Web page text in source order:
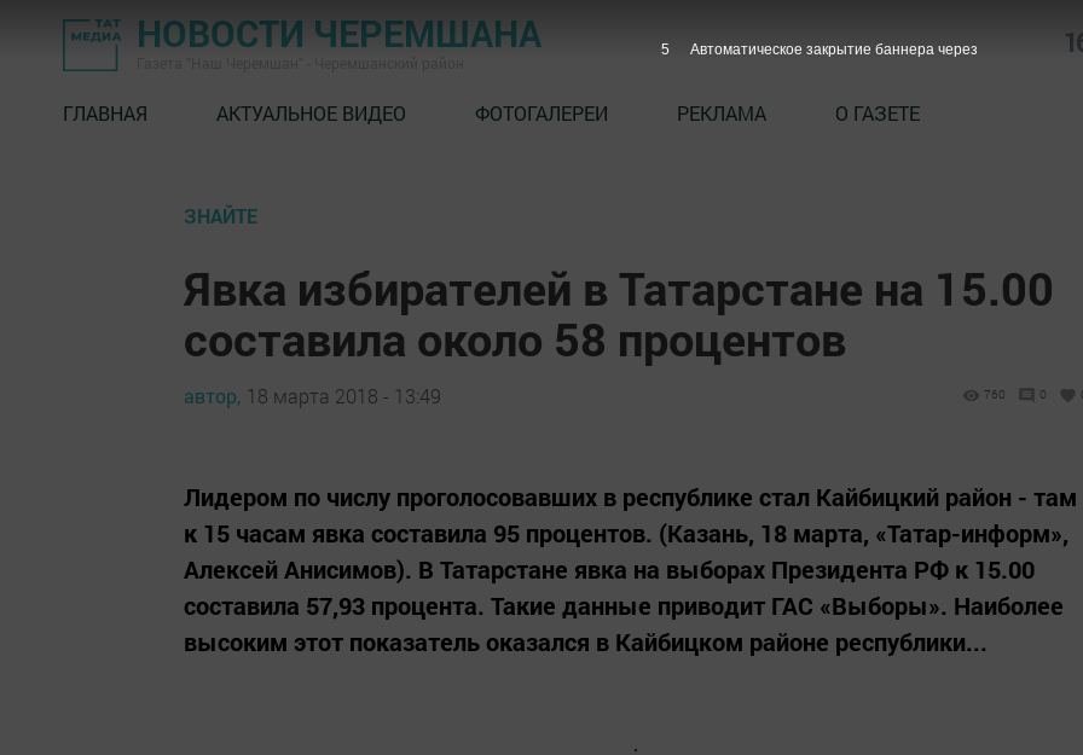
НОВОСТИ ЧЕРЕМШАНА
ГЛАВНАЯ АКТУАЛЬНОЕ ВИДЕО ФОТОГАЛЕРЕИ РЕКЛАМА О ГАЗЕТЕ
ЗНАЙТЕ
Явка избирателей в Татарстане на 15.00
составила около 58 процентов
автор, 18 марта 2018 - 13:49 760 0
Лидером по числу проголосовавших в республике стал Кайбицкий район - там
к 15 часам явка составила 95 процентов. (Казань, 18 марта, «Татар-информ»,
Алексей Анисимов). В Татарстане явка на выборах Президента РФ к 15.00
составила 57,93 процента. Такие данные приводит ГАС «Выборы». Наиболее
высоким этот показатель оказался в Кайбицком районе республики...
4 Автоматическое закрытие баннера через